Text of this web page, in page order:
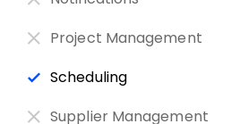
Project Management
Scheduling
Supplier Management